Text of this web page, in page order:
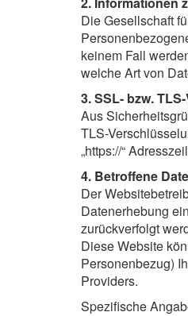
Die Gesellschaft
keinem Fall
welche Art von
3. SSL- bzw.
Aus
TLS-
„https://“
4. Betroffene
Der
Datenerhebung
zurückverfolgt
Diese Website
Personenbezug)
Providers.
Spezifische